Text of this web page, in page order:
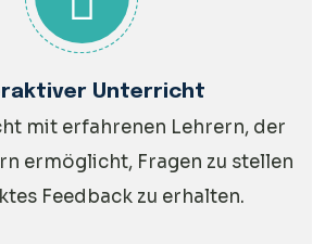
Unterricht
mit erfahrenen Lehrern, der
ermöglicht, Fragen zu stellen
Feedback zu erhalten.